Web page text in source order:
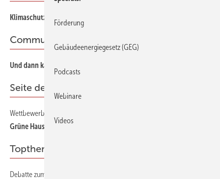
Klimaschutz statt Kulturkampf
Community
Und dann kam Böblingen …
Seite des Monats
Wettbewerb des Monats:
Grüne Hausnummer
Topthema
Debatte zum GEG
Förderung
Gebäudeenergiegesetz (GEG)
Podcasts
Webinare
Videos